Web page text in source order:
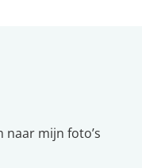
naar mijn foto’s